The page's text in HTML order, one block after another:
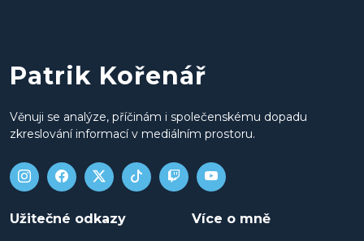
Patrik Kořenář
Věnuji se analýze, příčinám i společenskému dopadu
zkreslování informací v mediálním prostoru.
Užitečné odkazy Více o mně